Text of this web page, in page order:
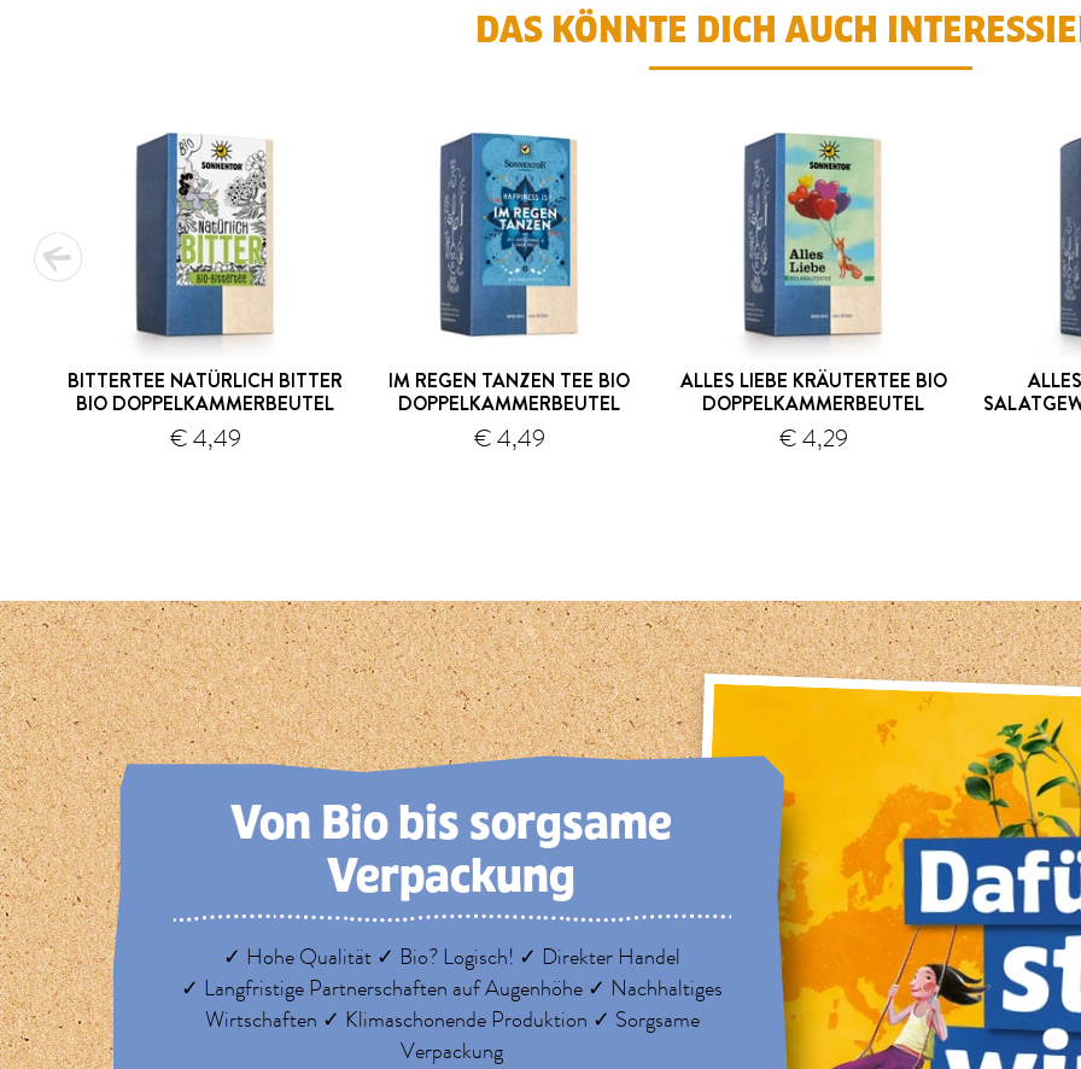
DAS KÖNNTE DICH AUCH
BITTERTEE NATÜRLICH BITTER
BIO DOPPELKAMMERBEUTEL
€ 4,49Versand
IM REGEN TANZEN TEE BIO
DOPPELKAMMERBEUTEL
€ 4,49Versand
ALLES LIEBE KRÄUTERTEE BIO
DOPPELKAMMERBEUTEL
€ 4,29Versand
Von Bio bis sorg­same
Verpackung
✓ Hohe Qualität ✓ Bio? Logisch! ✓ Direkter Handel
✓ Langfristige Partnerschaften auf Augenhöhe ✓ Nachhaltiges
Wirtschaften ✓ Klimaschonende Produktion ✓ Sorgsame
Verpackung